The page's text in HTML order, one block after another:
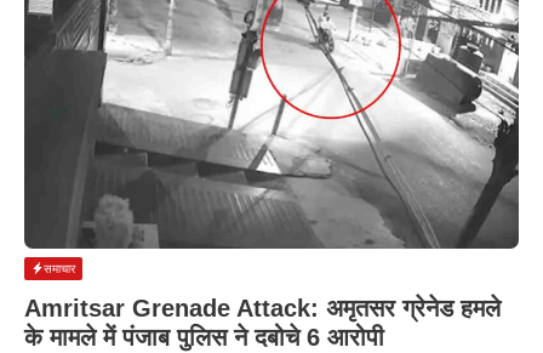
समाचार
Amritsar Grenade Attack: अमृतसर ग्रेनेड हमले
के मामले में पंजाब पुलिस ने दबोचे 6 आरोपी